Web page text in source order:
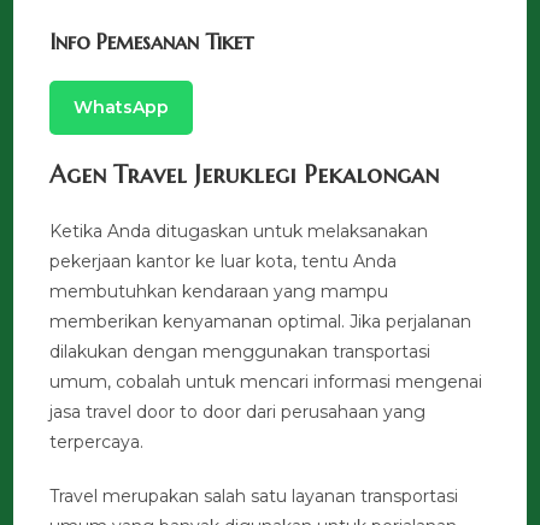
Info Pemesanan Tiket
WhatsApp
Agen Travel Jeruklegi Pekalongan
Ketika Anda ditugaskan untuk melaksanakan
pekerjaan kantor ke luar kota, tentu Anda
membutuhkan kendaraan yang mampu
memberikan kenyamanan optimal. Jika perjalanan
dilakukan dengan menggunakan transportasi
umum, cobalah untuk mencari informasi mengenai
jasa travel door to door dari perusahaan yang
terpercaya.
Travel merupakan salah satu layanan transportasi